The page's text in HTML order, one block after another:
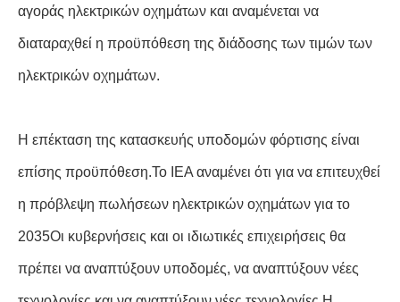
αγοράς ηλεκτρικών οχημάτων και αναμένεται να
διαταραχθεί η προϋπόθεση της διάδοσης των τιμών των
ηλεκτρικών οχημάτων.
Η επέκταση της κατασκευής υποδομών φόρτισης είναι
επίσης προϋπόθεση.Το IEA αναμένει ότι για να επιτευχθεί
η πρόβλεψη πωλήσεων ηλεκτρικών οχημάτων για το
2035Οι κυβερνήσεις και οι ιδιωτικές επιχειρήσεις θα
πρέπει να αναπτύξουν υποδομές, να αναπτύξουν νέες